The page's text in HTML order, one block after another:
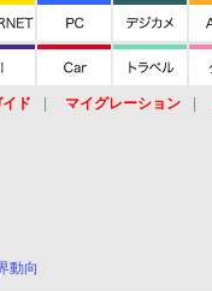
ド マイグレーション
動向